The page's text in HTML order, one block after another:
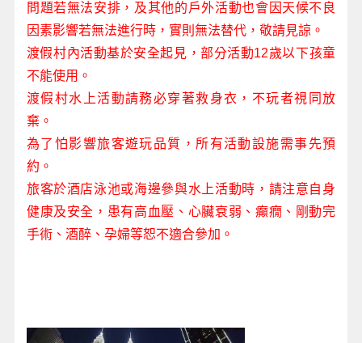
問題若無法安排，及其他的戶外活動也會因天候不良
因素影響若無法進行時，實則無法替代，敬請見諒。
渡假村內活動基於安全起見，部分活動12歲以下孩童
不能使用。
渡假村水上活動請務必穿著救身衣，不玩者視同放
棄。
為了怕影響旅客遊玩品質，所有活動設施需事先預
約。
旅客於酒店泳池或海邊參與水上活動時，請注意自身
健康及安全，患有高血壓、心臟衰弱、癲癇、剛動完
手術、酒醉、孕婦等恕不適合參加。